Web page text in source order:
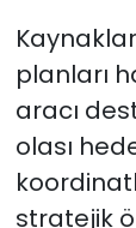
planları
aracı
olası
stratejik